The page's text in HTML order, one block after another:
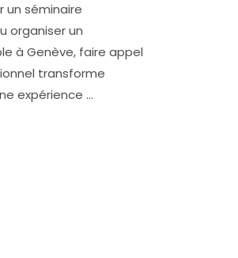
un séminaire
organiser un
à Genève, faire appel
transforme
expérience …